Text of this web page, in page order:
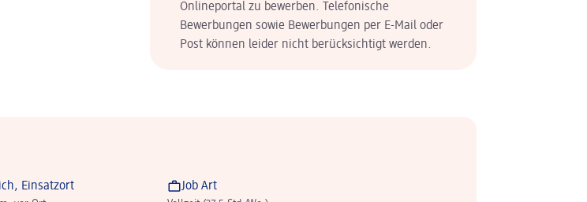
Onlineportal zu bewerben. Telefonische
Bewerbungen sowie Bewerbungen per E-Mail oder
Post können leider nicht berücksichtigt werden.
Einsatzort Job Art